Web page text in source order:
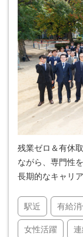
残業ゼロ＆有休
ながら、専門性
長期的なキャリ
駅近 有給
女性活躍